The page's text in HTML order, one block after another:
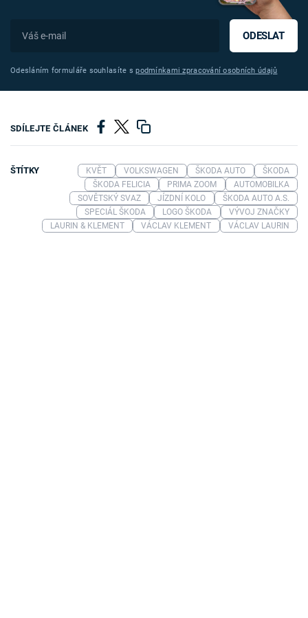
ODESLAT
Odesláním formuláře souhlasíte spodmínkami zpracování osobních údajů
SDÍLEJTE ČLÁNEK
ŠTÍTKY KVĚT VOLKSWAGEN ŠKODA AUTO
ŠKODA
ŠKODA FELICIA
PRIMA ZOOM
AUTOMOBILKA
SOVĚTSKÝ SVAZ
JÍZDNÍ KOLO
ŠKODA AUTO A.S.
SPECIÁL ŠKODA
LOGO ŠKODA
VÝVOJ ZNAČKY
LAURIN & KLEMENT
VÁCLAV KLEMENT VÁCLAV LAURIN